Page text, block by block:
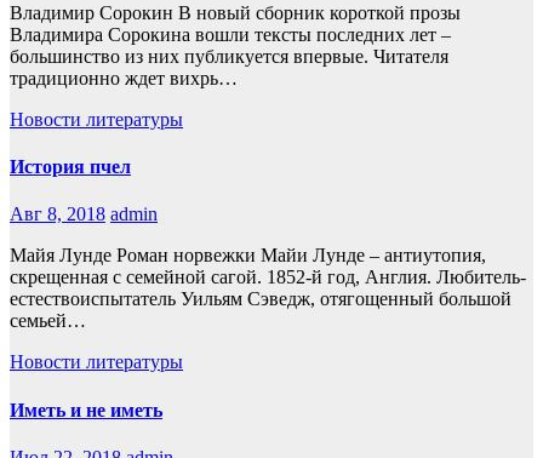
Владимир Сорокин В новый сборник короткой прозы
Владимира Сорокина вошли тексты последних лет –
большинство из них публикуется впервые. Читателя
традиционно ждет вихрь…
Новости литературы
История пчел
Авг 8, 2018 admin
Майя Лунде Роман норвежки Майи Лунде – антиутопия,
скрещенная с семейной сагой. 1852-й год, Англия. Любитель-
естествоиспытатель Уильям Сэведж, отягощенный большой
семьей…
Новости литературы
Иметь и не иметь